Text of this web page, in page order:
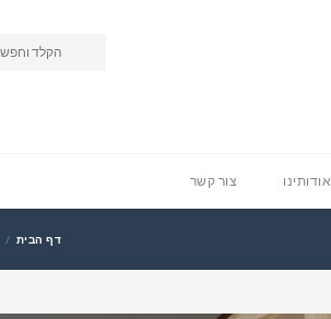
אודותינו צור קשר
דף הבית